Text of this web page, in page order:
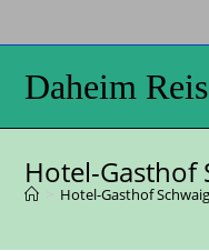
Daheim
Hotel-Gasthof
Hotel-Gasthof